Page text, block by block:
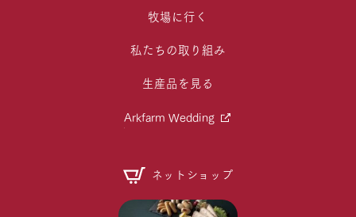
牧場に行く
私たちの取り組み
生産品を見る
Arkfarm Wedding
ネットショップ